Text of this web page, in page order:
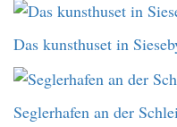
Das kunsthuset in
Seglerhafen an der